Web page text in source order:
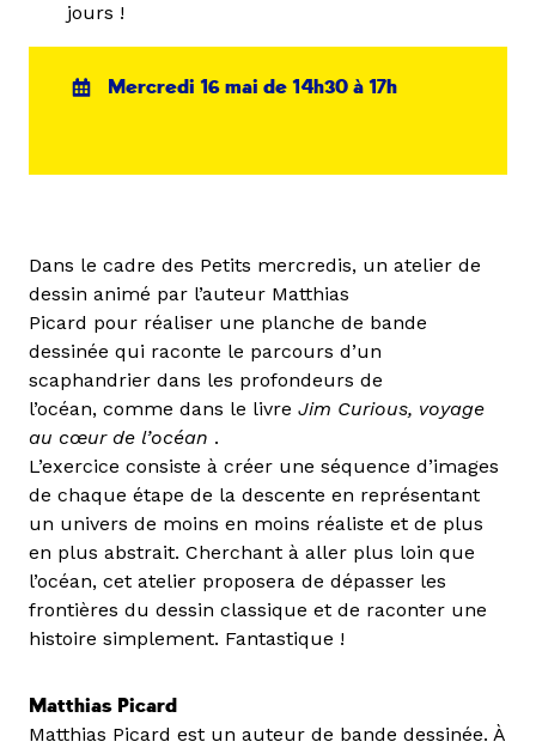
jours !
Mercredi 16 mai de 14h30 à 17h
Dans le cadre des Petits mercredis, un atelier de
dessin animé par l’auteur Matthias
Picard pour réaliser une planche de bande
dessinée qui raconte le parcours d’un
scaphandrier dans les profondeurs de
l’océan, comme dans le livre Jim Curious, voyage
au cœur de l’océan .
L’exercice consiste à créer une séquence d’images
de chaque étape de la descente en représentant
un univers de moins en moins réaliste et de plus
en plus abstrait. Cherchant à aller plus loin que
l’océan, cet atelier proposera de dépasser les
frontières du dessin classique et de raconter une
histoire simplement. Fantastique !
Matthias Picard
Matthias Picard est un auteur de bande dessinée. À